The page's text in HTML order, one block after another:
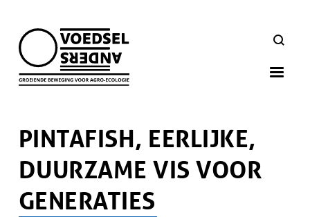
main
navigation
ZOEKEN
PINTAFISH, EERLIJKE,
DUURZAME VIS VOOR
GENERATIES